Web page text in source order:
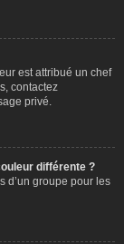
est attribué un chef
contactez
privé.
différente ?
d’un groupe pour les